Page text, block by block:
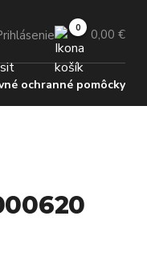
0,00 €
ochranné pomôcky